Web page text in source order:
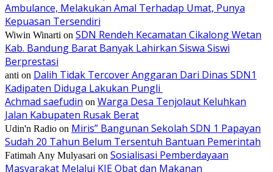
Ambulance, Melakukan Amal Terhadap Umat, Punya
Kepuasan Tersendiri
Wiwin Winarti on SDN Rendeh Kecamatan Cikalong Wetan
Kab. Bandung Barat Banyak Lahirkan Siswa Siswi
Berprestasi
anti on Dalih Tidak Tercover Anggaran Dari Dinas SDN1
Kadipaten Diduga Lakukan Pungli
Achmad saefudin on Warga Desa Tenjolaut Keluhkan
Jalan Kabupaten Rusak Berat
Udin'n Radio on Miris” Bangunan Sekolah SDN 1 Papayan
Sudah 20 Tahun Belum Tersentuh Bantuan Pemerintah
Fatimah Any Mulyasari on Sosialisasi Pemberdayaan
Masyarakat Melalui KIE Obat dan Makanan